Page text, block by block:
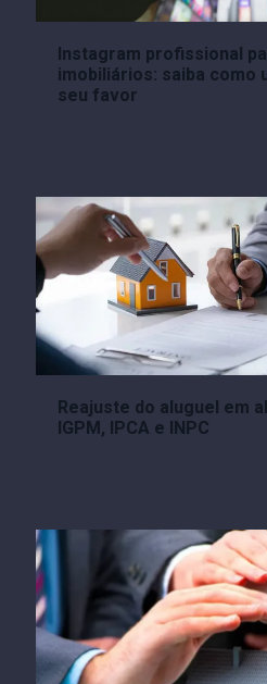
Instagram profissional
imobiliários: saiba como
seu favor
Reajuste do aluguel em
IGPM, IPCA e INPC